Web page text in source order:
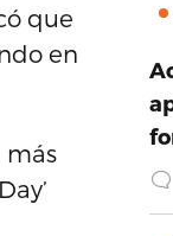
que
en
más